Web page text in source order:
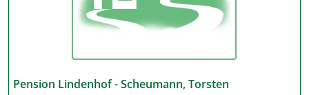
Pension Lindenhof - Scheumann, Torsten